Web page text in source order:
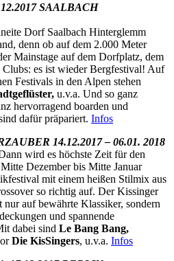
SAALBACH
Dorf Saalbach Hinterglemm
denn ob auf dem 2.000 Meter
Mainstage auf dem Dorfplatz, dem
es ist wieder Bergfestival! Auf
Festivals in den Alpen stehen
u.v.a. Und so ganz
hervorragend boarden und
dafür präpariert. Infos
14.12.2017 – 06.01. 2018
wird es höchste Zeit für den
Dezember bis Mitte Januar
mit einem heißen Stilmix aus
so richtig auf. Der Kissinger
nur auf bewährte Klassiker, sondern
und spannende
dabei sind Le Bang Bang,
Die KisSingers, u.v.a. Infos